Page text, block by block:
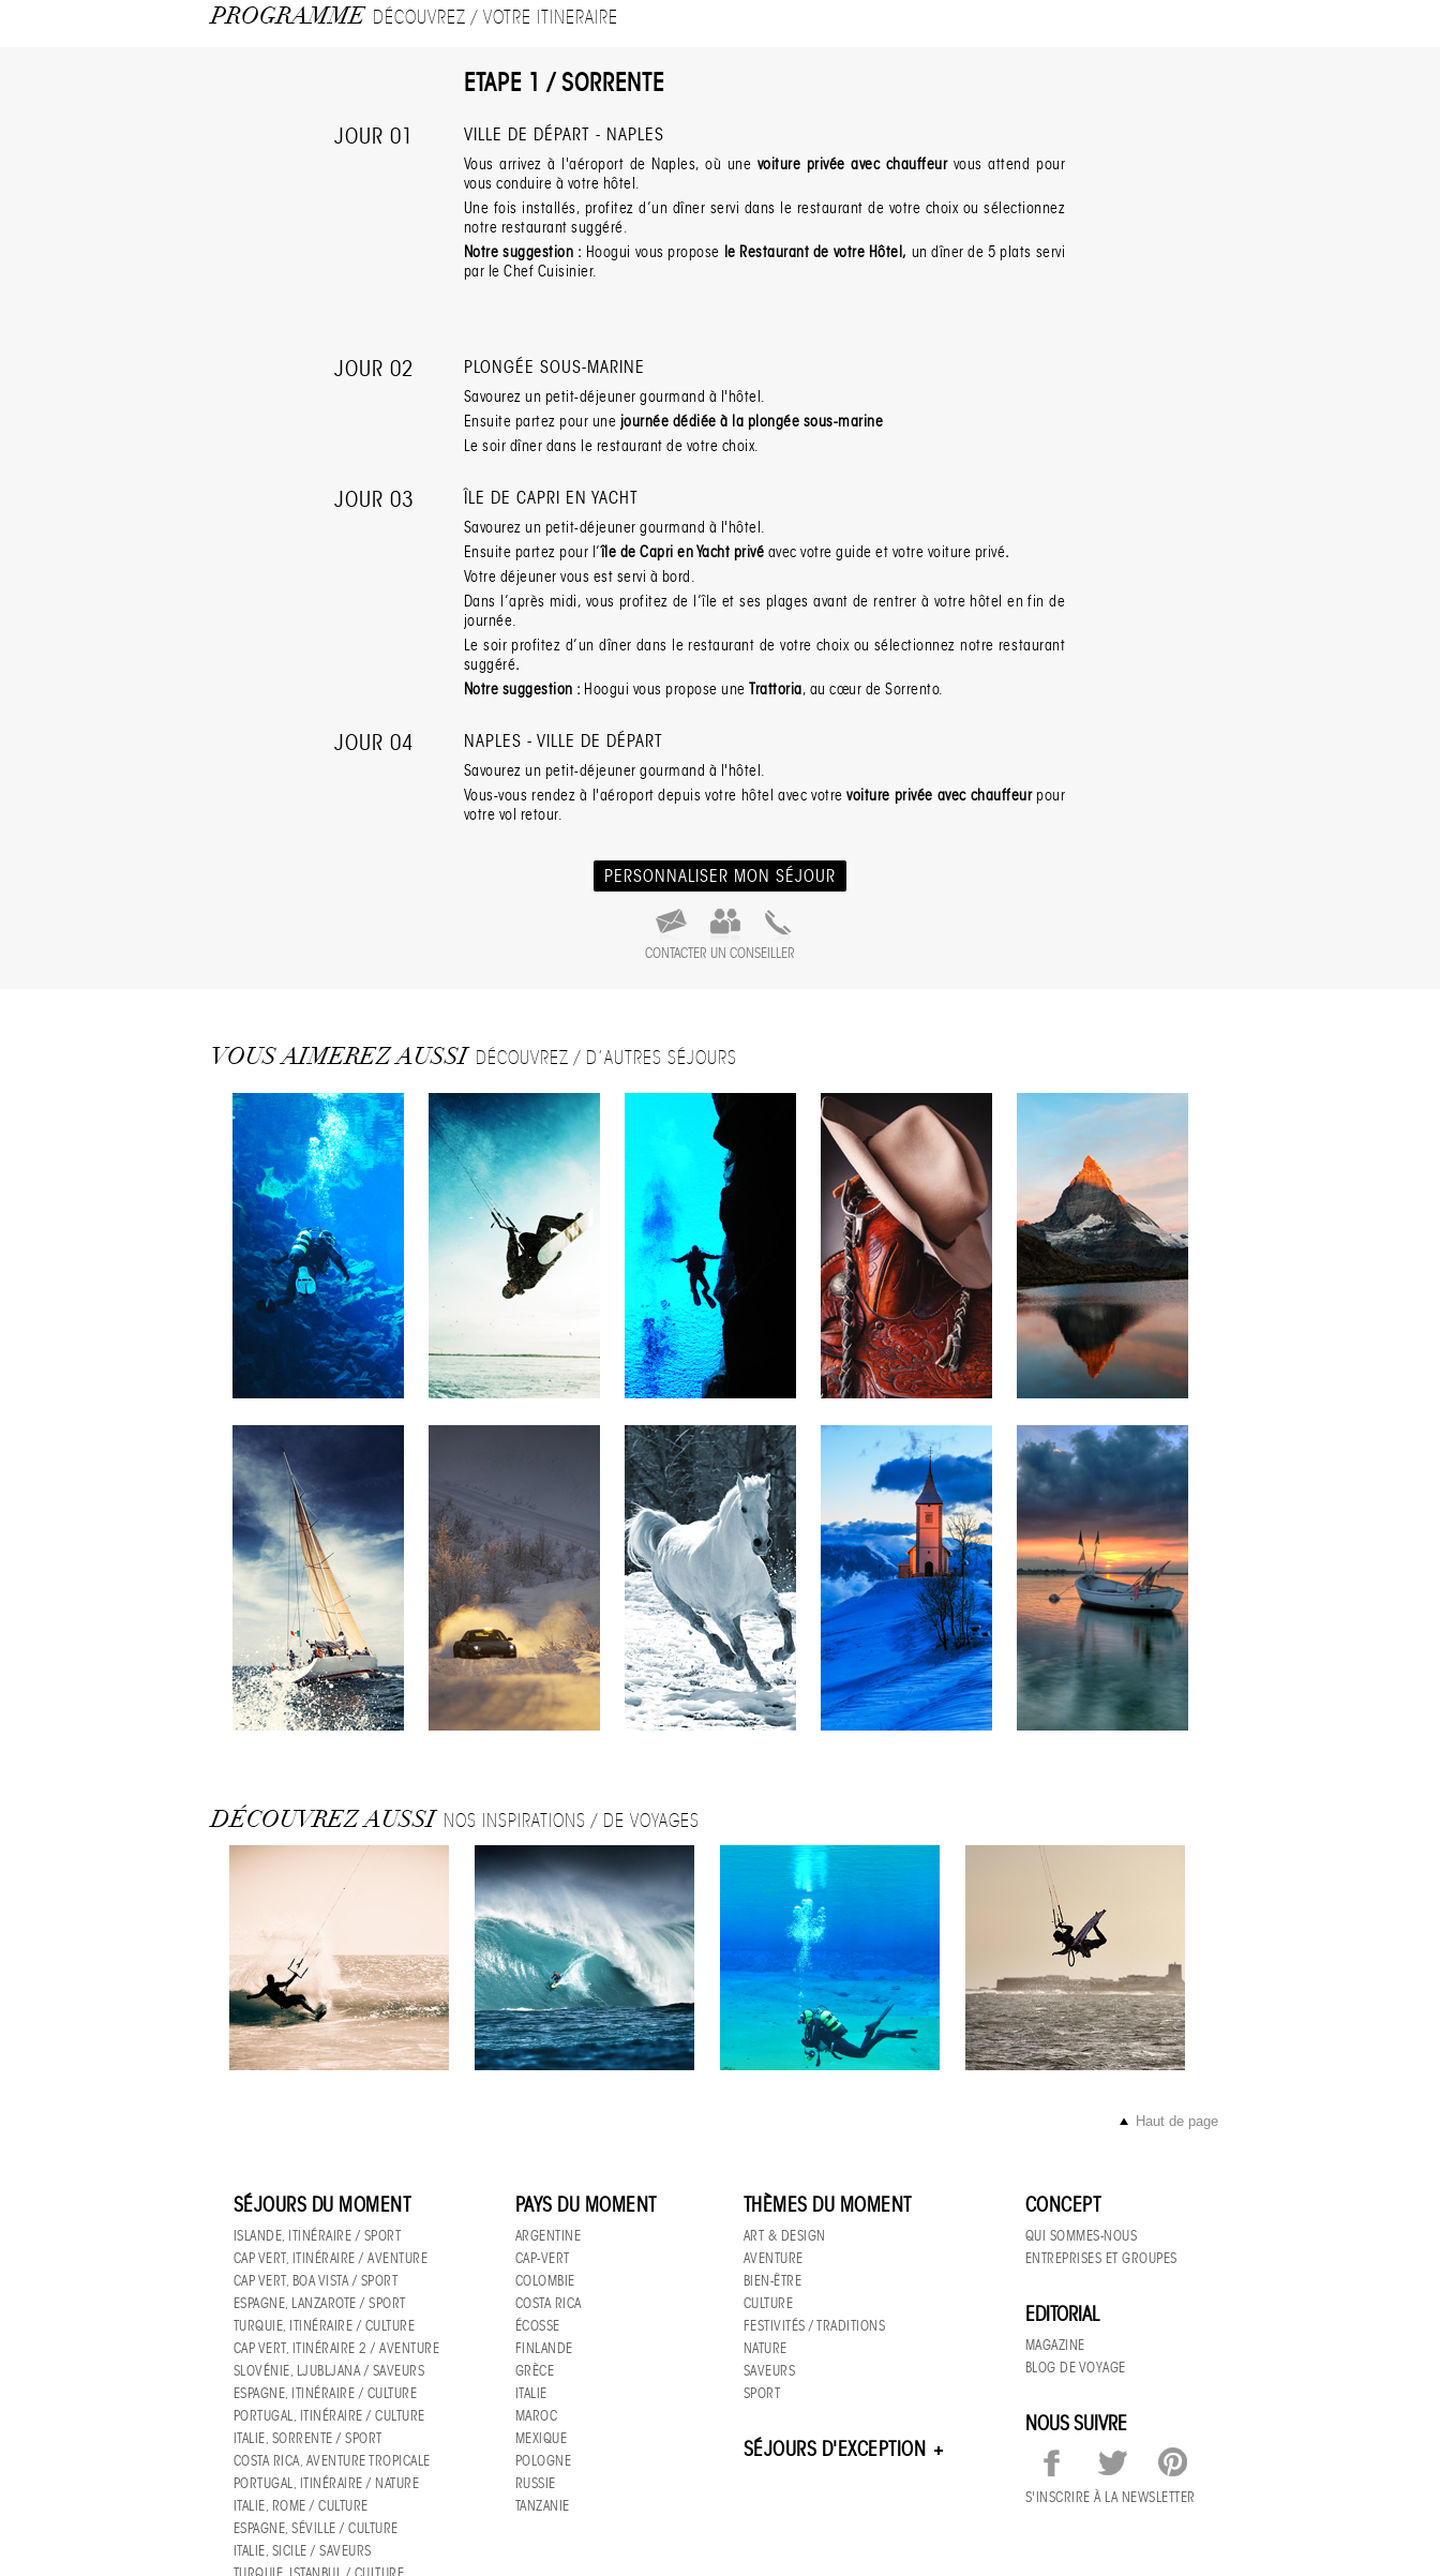
PROGRAMME DÉCOUVREZ / VOTRE ITINERAIRE
ETAPE 1 / SORRENTE
JOUR 01 VILLE DE DÉPART - NAPLES
Vous arrivez à l'aéroport de Naples, où une voiture privée avec chauffeur vous attend pour
vous conduire à votre hôtel.
Une fois installés, profitez d’un dîner servi dans le restaurant de votre choix ou sélectionnez
notre restaurant suggéré.
Notre suggestion : Hoogui vous propose le Restaurant de votre Hôtel , un dîner de 5 plats servi
par le Chef Cuisinier.
JOUR 02 PLONGÉE SOUS-MARINE
Savourez un petit-déjeuner gourmand à l'hôtel.
Ensuite partez pour une journée dédiée à la plongée sous-marine
Le soir dîner dans le restaurant de votre choix.
JOUR 03 ÎLE DE CAPRI EN YACHT
Savourez un petit-déjeuner gourmand à l'hôtel.
Ensuite partez pour l’île de Capri en Yacht privé avec votre guide et votre voiture privé.
Votre déjeuner vous est servi à bord.
Dans l’après midi, vous profitez de l’île et ses plages avant de rentrer à votre hôtel en fin de
journée.
Le soir profitez d’un dîner dans le restaurant de votre choix ou sélectionnez notre restaurant
suggéré.
Notre suggestion : Hoogui vous propose uneTrattoria, au cœur de Sorrento.
JOUR 04 NAPLES - VILLE DE DÉPART
Savourez un petit-déjeuner gourmand à l'hôtel.
Vous-vous rendez à l'aéroport depuis votre hôtel avec votrevoiture privée avec chauffeur pour
votre vol retour.
PERSONNALISER MON SÉJOUR
CONTACTER UN CONSEILLER
VOUS AIMEREZ AUSSI DÉCOUVREZ / D’AUTRES SÉJOURS
DÉCOUVREZ AUSSI NOS INSPIRATIONS / DE VOYAGES
Haut de page
SÉJOURS DU MOMENT
ISLANDE, ITINÉRAIRE / SPORT
CAP VERT, ITINÉRAIRE / AVENTURE
CAP VERT, BOA VISTA / SPORT
ESPAGNE, LANZAROTE / SPORT
TURQUIE, ITINÉRAIRE / CULTURE
CAP VERT, ITINÉRAIRE 2 / AVENTURE
SLOVÉNIE, LJUBLJANA / SAVEURS
ESPAGNE, ITINÉRAIRE / CULTURE
PORTUGAL, ITINÉRAIRE / CULTURE
ITALIE, SORRENTE / SPORT
COSTA RICA, AVENTURE TROPICALE
PORTUGAL, ITINÉRAIRE / NATURE
ITALIE, ROME / CULTURE
ESPAGNE, SÉVILLE / CULTURE
ITALIE, SICILE / SAVEURS
PAYS DU MOMENT
ARGENTINE
CAP-VERT
COLOMBIE
COSTA RICA
ÉCOSSE
FINLANDE
GRÈCE
ITALIE
MAROC
MEXIQUE
POLOGNE
RUSSIE
TANZANIE
THÈMES DU MOMENT
ART & DESIGN
AVENTURE
BIEN-ÊTRE
CULTURE
FESTIVITÉS / TRADITIONS
NATURE
SAVEURS
SPORT
SÉJOURS D'EXCEPTION
CONCEPT
QUI SOMMES-NOUS
ENTREPRISES ET GROUPES
EDITORIAL
MAGAZINE
BLOG DE VOYAGE
NOUS SUIVRE
S'INSCRIRE À LA NEWSLETTER